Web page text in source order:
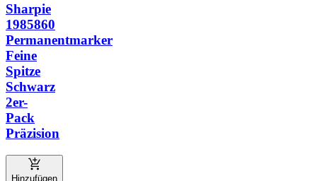
Sharpie
1985860
Permanentmarker
Feine
Spitze
Schwarz
2er-
Pack
Präzision
Hinzufügen